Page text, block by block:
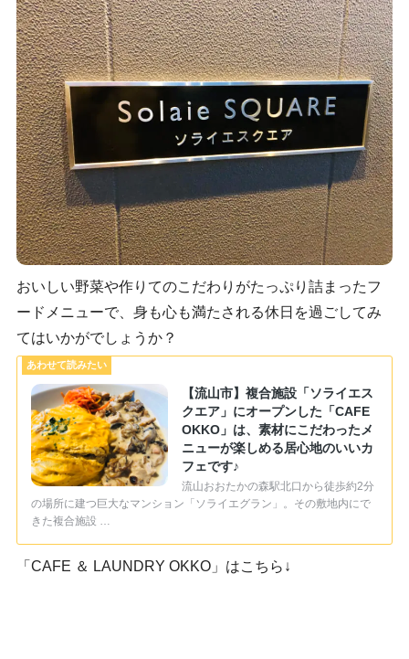
おいしい野菜や作りてのこだわりがたっぷり詰まったフ
ードメニューで、身も心も満たされる休日を過ごしてみ
てはいかがでしょうか？
【流山市】複合施設「ソライエス
クエア」にオープンした「CAFE
OKKO」は、素材にこだわったメ
ニューが楽しめる居心地のいいカ
フェです♪
流山おおたかの森駅北口から徒歩約2分
の場所に建つ巨大なマンション「ソライエグラン」。その敷地内にで
きた複合施設 …
「CAFE ＆ LAUNDRY OKKO」はこちら↓